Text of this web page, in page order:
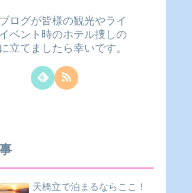
ログが皆様の観光やライ
ベント時のホテル捜しの
立てましたら幸いです。
天橋立で泊まるならここ！